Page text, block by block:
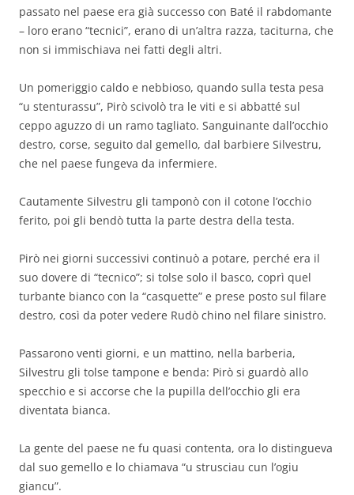
passato nel paese era già successo con Baté il rabdomante
– loro erano “tecnici”, erano di un’altra razza, taciturna, che
non si immischiava nei fatti degli altri.
Un pomeriggio caldo e nebbioso, quando sulla testa pesa
“u stenturassu”, Pirò scivolò tra le viti e si abbatté sul
ceppo aguzzo di un ramo tagliato. Sanguinante dall’occhio
destro, corse, seguito dal gemello, dal barbiere Silvestru,
che nel paese fungeva da infermiere.
Cautamente Silvestru gli tamponò con il cotone l’occhio
ferito, poi gli bendò tutta la parte destra della testa.
Pirò nei giorni successivi continuò a potare, perché era il
suo dovere di “tecnico”; si tolse solo il basco, coprì quel
turbante bianco con la “casquette” e prese posto sul filare
destro, così da poter vedere Rudò chino nel filare sinistro.
Passarono venti giorni, e un mattino, nella barberia,
Silvestru gli tolse tampone e benda: Pirò si guardò allo
specchio e si accorse che la pupilla dell’occhio gli era
diventata bianca.
La gente del paese ne fu quasi contenta, ora lo distingueva
dal suo gemello e lo chiamava “u strusciau cun l’ogiu
giancu”.